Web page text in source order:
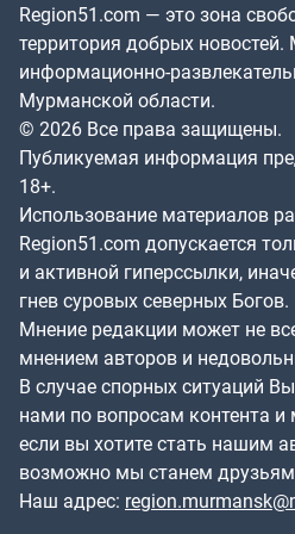
Region51.com — это зона
территория добрых
информационно-
Мурманской области.
© 2026 Все права защищены.
Публикуемая информация
18+.
Использование материалов
Region51.com допускается
и активной гиперссылки,
гнев суровых северных Богов.
Мнение редакции может не
мнением авторов и
В случае спорных ситуаций
нами по вопросам контента и
если вы хотите стать нашим
возможно мы станем
Наш адрес: